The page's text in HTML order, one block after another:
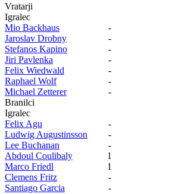
Vratarji
Igralec
Mio Backhaus
-
Jaroslav Drobny
-
Stefanos Kapino
-
Jiri Pavlenka
-
Felix Wiedwald
-
Raphael Wolf
-
Michael Zetterer
-
Branilci
Igralec
Felix Agu
-
Ludwig Augustinsson
-
Lee Buchanan
-
Abdoul Coulibaly
1
Marco Friedl
1
Clemens Fritz
-
Santiago Garcia
-